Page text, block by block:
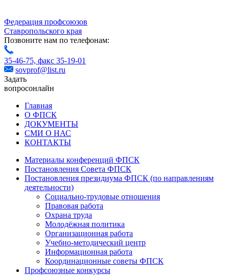
Федерация профсоюзов
Ставропольского края
Позвоните нам по телефонам:
35-46-75, факс 35-19-01
sovprof@list.ru
Задать
вопросонлайн
Главная
О ФПСК
ДОКУМЕНТЫ
СМИ О НАС
КОНТАКТЫ
Материалы конференций ФПСК
Постановления Совета ФПСК
Постановления президиума ФПСК (по направлениям
деятельности)
Социально-трудовые отношения
Правовая работа
Охрана труда
Молодёжная политика
Организационная работа
Учебно-методический центр
Информационная работа
Координационные советы ФПСК
Профсоюзные конкурсы